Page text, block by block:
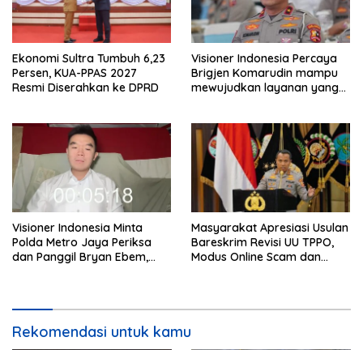
Ekonomi Sultra Tumbuh 6,23
Persen, KUA-PPAS 2027
Resmi Diserahkan ke DPRD
Visioner Indonesia Percaya
Brigjen Komarudin mampu
mewujudkan layanan yang
Visioner Indonesia Minta
Polda Metro Jaya Periksa
dan Panggil Bryan Ebem,
Masyarakat Apresiasi Usulan
Bareskrim Revisi UU TPPO,
Modus Online Scam dan
Rekomendasi untuk kamu